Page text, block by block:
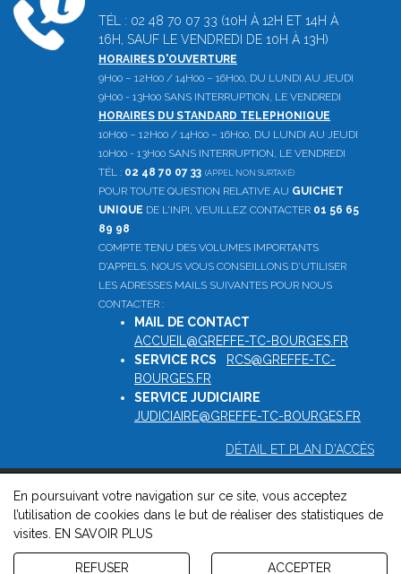
TÉL : 02 48 70 07 33 (10H À 12H ET 14H À
16H, SAUF LE VENDREDI DE 10H À 13H)
HORAIRES D'OUVERTURE
9H00 – 12H00 / 14H00 – 16H00, DU LUNDI AU JEUDI
9H00 - 13H00 SANS INTERRUPTION, LE VENDREDI
HORAIRES DU STANDARD TELEPHONIQUE
10H00 – 12H00 / 14H00 – 16H00, DU LUNDI AU JEUDI
10H00 - 13H00 SANS INTERRUPTION, LE VENDREDI
TÉL : 02 48 70 07 33 (APPEL NON SURTAXÉ)
POUR TOUTE QUESTION RELATIVE AU GUICHET
UNIQUE DE L'INPI, VEUILLEZ CONTACTER 01 56 65
89 98
COMPTE TENU DES VOLUMES IMPORTANTS
D'APPELS, NOUS VOUS CONSEILLONS D'UTILISER
LES ADRESSES MAILS SUIVANTES POUR NOUS
CONTACTER :
MAIL DE CONTACT
ACCUEIL@GREFFE-TC-BOURGES.FR
SERVICE RCS
RCS@GREFFE-TC-
BOURGES.FR
SERVICE JUDICIAIRE
JUDICIAIRE@GREFFE-TC-BOURGES.FR
DÉTAIL ET PLAN D'ACCÈS
© 2026, Greffe du tribunal de commerce de Bourges -
Mentions légales-Contact -Gestion des cookies-Politique de
confidentialité et de cookies
Version : 1.8.1
En poursuivant votre navigation sur ce site, vous acceptez
l’utilisation de cookies dans le but de réaliser des statistiques de
visites.
EN SAVOIR PLUS
REFUSER ACCEPTER